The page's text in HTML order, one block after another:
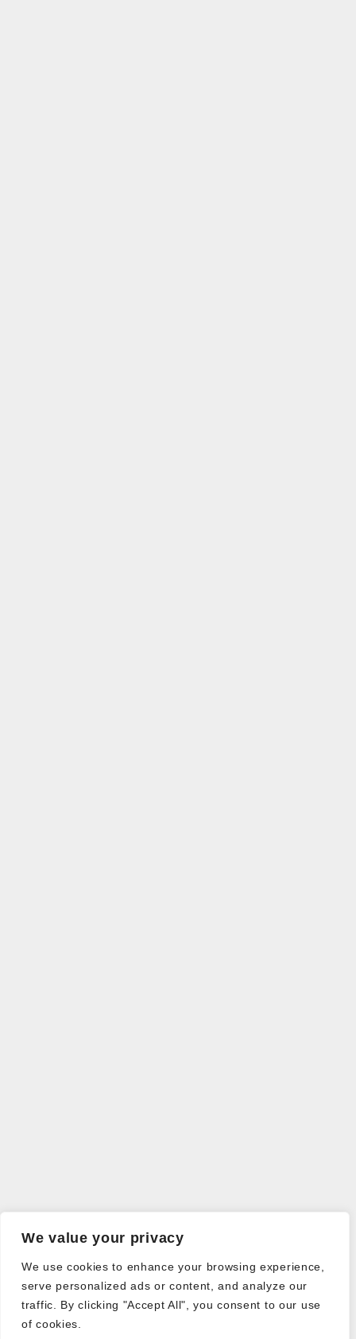
We value your privacy
We use cookies to enhance your browsing experience,
serve personalized ads or content, and analyze our
traffic. By clicking "Accept All", you consent to our use
of cookies.